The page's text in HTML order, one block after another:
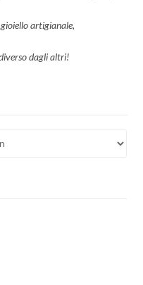
artigianale,
dagli altri!